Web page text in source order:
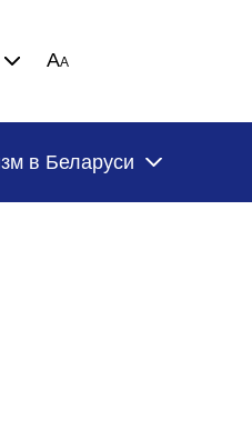
AA
в Беларуси